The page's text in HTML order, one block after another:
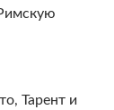
Тарент и